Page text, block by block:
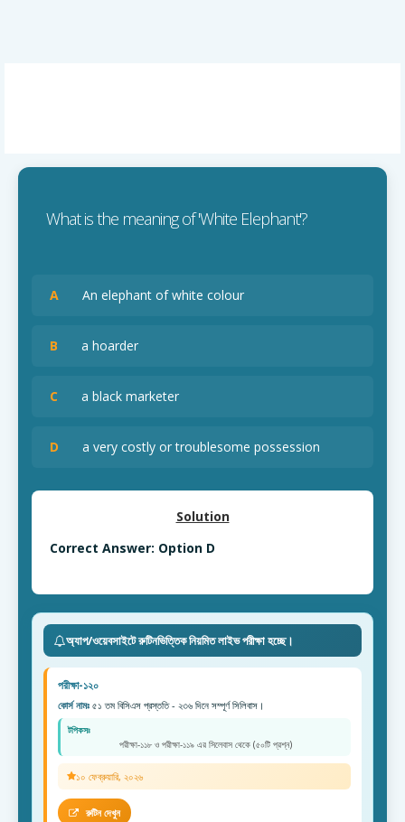
What is the meaning of 'White Elephant'?
A An elephant of white colour
B a hoarder
C a black marketer
D a very costly or troublesome possession
Solution
Correct Answer: Option D
অ্যাপ/ওয়েবসাইটে রুটিনভিত্তিক নিয়মিত লাইভ পরীক্ষা হচ্ছে।
পরীক্ষা-১২০
কোর্স নামঃ ৫১ তম বিসিএস প্রস্ততি - ২৩৬ দিনে সম্পূর্ণ সিলিবাস।
টপিকসঃ
পরীক্ষা-১১৮ ও পরীক্ষা-১১৯ এর সিলেবাস থেকে (৫০টি প্রশ্ন)
১০ ফেব্রুয়ারি, ২০২৬
রুটিন দেখুন